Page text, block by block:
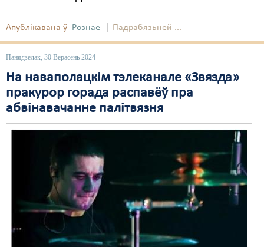
Апублікавана ў Рознае Падрабязьней ...
Панядзелак, 30 Верасень 2024
На наваполацкім тэлеканале «Звязда»
пракурор горада распавёў пра
абвінавачанне палітвязня